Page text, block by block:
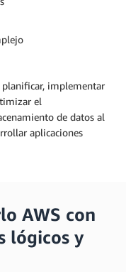
planificar, implementar
el
de datos al
aplicaciones
AWS con
lógicos y